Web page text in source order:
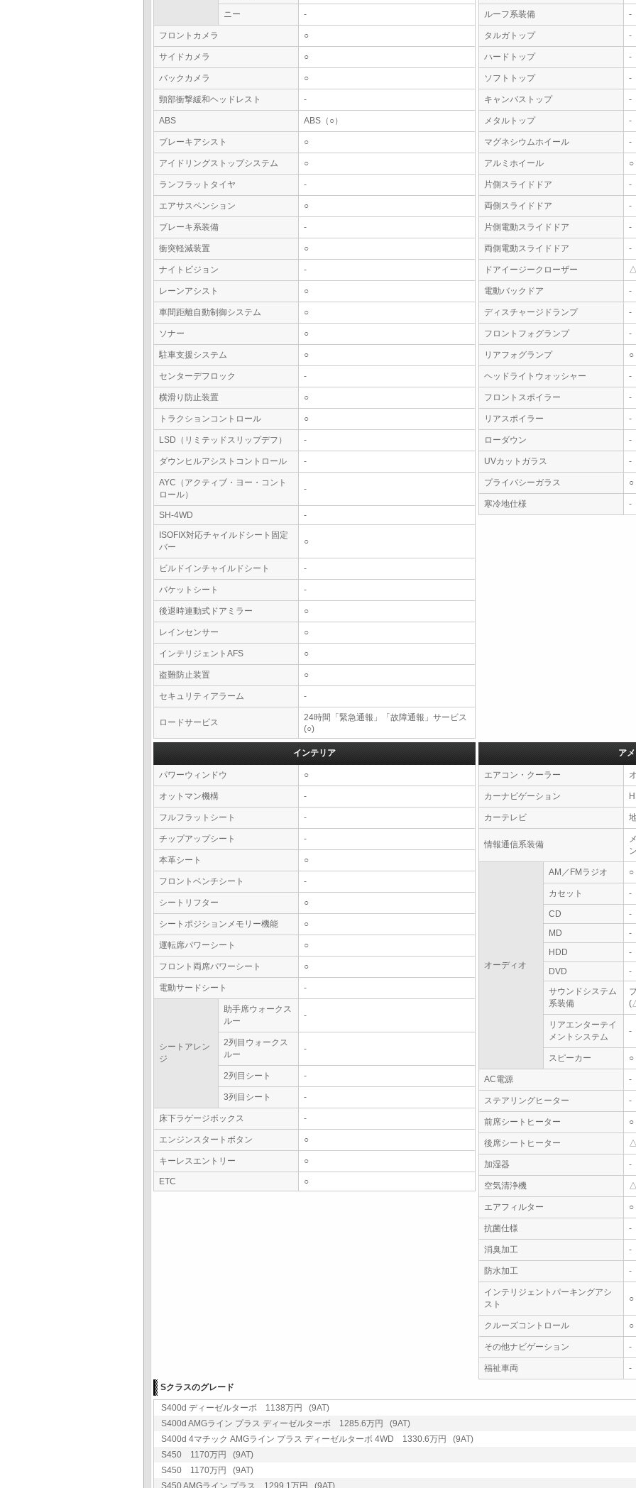
ニー -
フロントカメラ ○
サイドカメラ ○
バックカメラ ○
頸部衝撃緩和ヘッドレスト -
ABS ABS（○）
ブレーキアシスト ○
アイドリングストップシステム ○
ランフラットタイヤ -
エアサスペンション ○
ブレーキ系装備 -
衝突軽減装置 ○
ナイトビジョン -
レーンアシスト ○
車間距離自動制御システム ○
ソナー ○
駐車支援システム ○
センターデフロック -
横滑り防止装置 ○
トラクションコントロール ○
LSD（リミテッドスリップデフ） -
ダウンヒルアシストコントロール -
AYC（アクティブ・ヨー・コント
ロール）
-
SH-4WD
-
ISOFIX対応チャイルドシート固定
バー
○
ビルドインチャイルドシート -
バケットシート -
後退時連動式ドアミラー ○
レインセンサー ○
インテリジェントAFS ○
盗難防止装置 ○
セキュリティアラーム -
ロードサービス
24時間「緊急通報」「故障通報」サービス
(○)
ルーフ系装備 -
タルガトップ -
ハードトップ -
ソフトトップ -
キャンバストップ -
メタルトップ -
マグネシウムホイール -
アルミホイール ○
片側スライドドア -
両側スライドドア -
片側電動スライドドア -
両側電動スライドドア -
ドアイージークローザー
電動バックドア -
ディスチャージドランプ -
フロントフォグランプ -
リアフォグランプ ○
ヘッドライトウォッシャー -
フロントスポイラー -
リアスポイラー -
ローダウン -
UVカットガラス -
プライバシーガラス ○
寒冷地仕様 -
インテリア
パワーウィンドウ ○
オットマン機構 -
フルフラットシート -
チップアップシート -
本革シート ○
フロントベンチシート -
シートリフター ○
シートポジションメモリー機能 ○
運転席パワーシート ○
フロント両席パワーシート ○
電動サードシート -
シートアレン
ジ
助手席ウォークス
ルー
-
2列目ウォークス
ルー
-
2列目シート -
3列目シート -
床下ラゲージボックス -
エンジンスタートボタン ○
キーレスエントリー ○
ETC ○
ア
エアコン・クーラー
カーナビゲーション
カーテレビ
情報通信系装備
オーディオ
AM／FMラジオ ○
カセット -
CD
-
MD
-
HDD
-
DVD
-
サウンドシステム
系装備
リアエンターテイ
メントシステム
-
スピーカー ○
AC電源 -
ステアリングヒーター -
前席シートヒーター ○
後席シートヒーター
加湿器 -
空気清浄機
エアフィルター ○
抗菌仕様 -
消臭加工 -
防水加工 -
インテリジェントパーキングアシ
スト
○
クルーズコントロール ○
その他ナビゲーション -
福祉車両
-
Sクラスのグレード
S400d ディーゼルターボ 1138万円 (9AT)
S400d AMGライン プラス ディーゼルターボ 1285.6万円 (9AT)
S400d 4マチック AMGライン プラス ディーゼルターボ 4WD 1330.6万円 (9AT)
S450 1170万円 (9AT)
S450 1170万円 (9AT)
S450 AMGライン プラス 1299.1万円 (9AT)